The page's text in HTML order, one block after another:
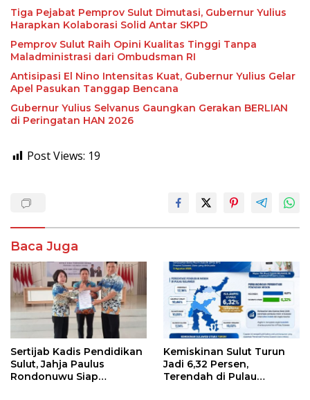
Tiga Pejabat Pemprov Sulut Dimutasi, Gubernur Yulius
Harapkan Kolaborasi Solid Antar SKPD
Pemprov Sulut Raih Opini Kualitas Tinggi Tanpa
Maladministrasi dari Ombudsman RI
Antisipasi El Nino Intensitas Kuat, Gubernur Yulius Gelar
Apel Pasukan Tanggap Bencana
Gubernur Yulius Selvanus Gaungkan Gerakan BERLIAN
di Peringatan HAN 2026
Post Views: 19
Baca Juga
Sertijab Kadis Pendidikan
Sulut, Jahja Paulus
Rondonuwu Siap
Kemiskinan Sulut Turun
Jadi 6,32 Persen,
Terendah di Pulau